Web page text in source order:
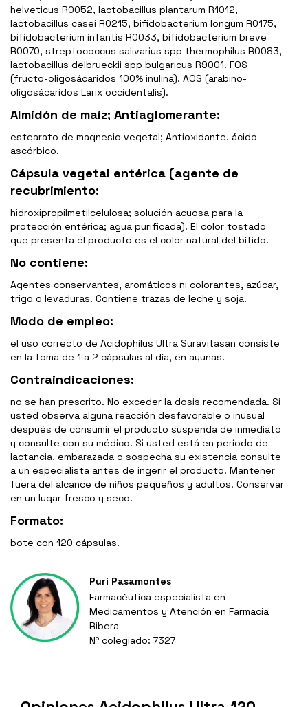
helveticus R0052, lactobacillus plantarum R1012,
lactobacillus casei R0215, bifidobacterium longum R0175,
bifidobacterium infantis R0033, bifidobacterium breve
R0070, streptococcus salivarius spp thermophilus R0083,
lactobacillus delbrueckii spp bulgaricus R9001. FOS
(fructo-oligosácaridos 100% inulina). AOS (arabino-
oligosácaridos Larix occidentalis).
Almidón de maíz; Antiaglomerante:
estearato de magnesio vegetal; Antioxidante. ácido
ascórbico.
Cápsula vegetal entérica (agente de
recubrimiento:
hidroxipropilmetilcelulosa; solución acuosa para la
protección entérica; agua purificada). El color tostado
que presenta el producto es el color natural del bífido.
No contiene:
Agentes conservantes, aromáticos ni colorantes, azúcar,
trigo o levaduras. Contiene trazas de leche y soja.
Modo de empleo:
el uso correcto de Acidophilus Ultra Suravitasan consiste
en la toma de 1 a 2 cápsulas al día, en ayunas.
Contraindicaciones:
no se han prescrito. No exceder la dosis recomendada. Si
usted observa alguna reacción desfavorable o inusual
después de consumir el producto suspenda de inmediato
y consulte con su médico. Si usted está en período de
lactancia, embarazada o sospecha su existencia consulte
a un especialista antes de ingerir el producto. Mantener
fuera del alcance de niños pequeños y adultos. Conservar
en un lugar fresco y seco.
Formato:
bote con 120 cápsulas.
Puri Pasamontes
Farmacéutica especialista en
Medicamentos y Atención en Farmacia
Ribera
Nº colegiado: 7327